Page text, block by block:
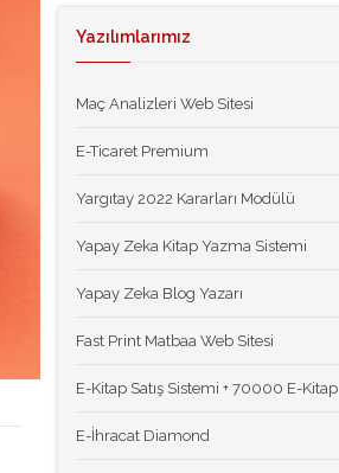
Yazılımlarımız
Maç Analizleri Web Sitesi
E-Ticaret Premium
Yargıtay 2022 Kararları Modülü
Yapay Zeka Kitap Yazma Sistemi
Yapay Zeka Blog Yazarı
Fast Print Matbaa Web Sitesi
E-Kitap Satış Sistemi + 70000 E-Kitap
E-İhracat Diamond